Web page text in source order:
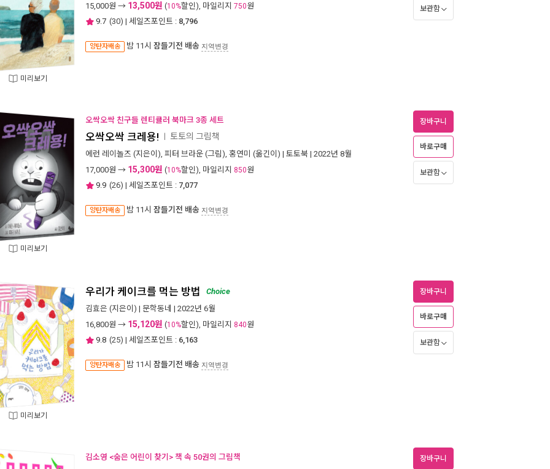
미리보기
15,000원 → 13,500원 (10%할인), 마일리지 750원
9.7 (30) | 세일즈포인트 : 8,796
양탄자배송 밤 11시 잠들기전 배송 지역변경
보관함
미리보기
오싹오싹 친구들 렌티큘러 북마크 3종 세트
오싹오싹 크레용! 토토의 그림책
에런 레이놀즈 (지은이), 피터 브라운 (그림), 홍연미 (옮긴이) | 토토북 | 2022년 8월
17,000원 → 15,300원 (10%할인), 마일리지 850원
9.9 (26) | 세일즈포인트 : 7,077
양탄자배송 밤 11시 잠들기전 배송 지역변경
장바구니
바로구매
보관함
미리보기
우리가 케이크를 먹는 방법
Choice
김효은 (지은이) | 문학동네 | 2022년 6월
16,800원 → 15,120원 (10%할인), 마일리지 840원
9.8 (25) | 세일즈포인트 : 6,163
양탄자배송 밤 11시 잠들기전 배송 지역변경
장바구니
바로구매
보관함
김소영 <숨은 어린이 찾기> 책 속 50권의 그림책 장바구니